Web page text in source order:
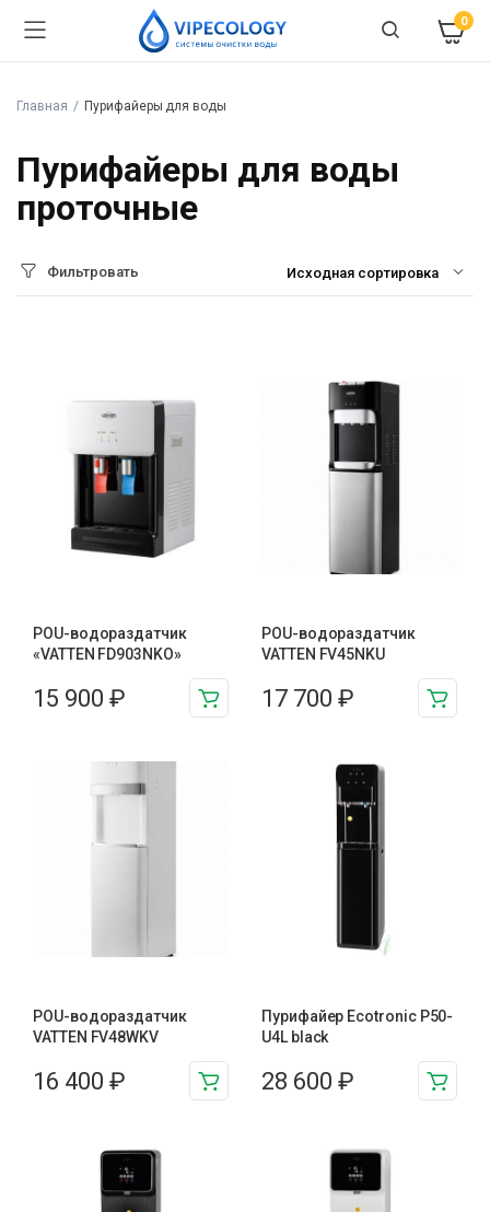
0
Главная Пурифайеры для воды
Пурифайеры для воды
проточные
Фильтровать
POU-водораздатчик
«VATTEN FD903NKO»
15 900 ₽
POU-водораздатчик
VATTEN FV45NKU
17 700 ₽
POU-водораздатчик
VATTEN FV48WKV
16 400 ₽
Пурифайер Ecotronic P50-
U4L black
28 600 ₽